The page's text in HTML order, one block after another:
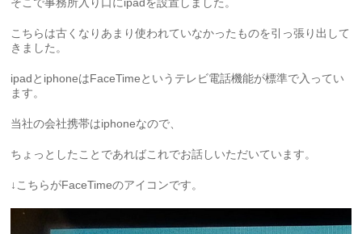
こちらは古くなりあまり使われていなかったものを引っ張り出して
きました。
ipadとiphoneはFaceTimeというテレビ電話機能が標準で入ってい
ます。
当社の会社携帯はiphoneなので、
ちょっとしたことであればこれでお話しいただいています。
↓こちらがFaceTimeのアイコンです。